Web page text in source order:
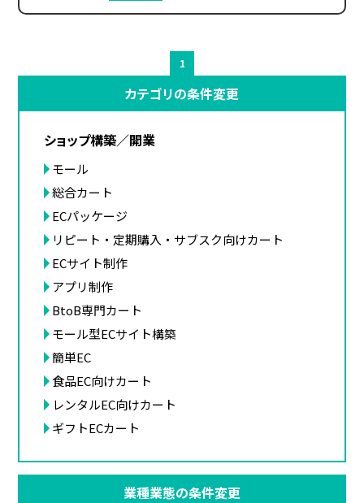
1
カテゴリの条件変更
ショップ構築／開業
モール
総合カート
ECパッケージ
リピート・定期購入・サブスク向けカート
ECサイト制作
アプリ制作
BtoB専門カート
モール型ECサイト構築
簡単EC
食品EC向けカート
レンタルEC向けカート
ギフトECカート
業種業態の条件変更